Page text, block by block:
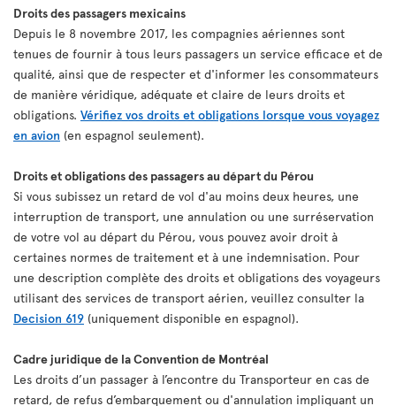
Droits des passagers mexicains
Depuis le 8 novembre 2017, les compagnies aériennes sont
tenues de fournir à tous leurs passagers un service efficace et de
qualité, ainsi que de respecter et d'informer les consommateurs
de manière véridique, adéquate et claire de leurs droits et
obligations. Vérifiez vos droits et obligations lorsque vous voyagez
en avion (en espagnol seulement).
Droits et obligations des passagers au départ du Pérou
Si vous subissez un retard de vol d'au moins deux heures, une
interruption de transport, une annulation ou une surréservation
de votre vol au départ du Pérou, vous pouvez avoir droit à
certaines normes de traitement et à une indemnisation. Pour
une description complète des droits et obligations des voyageurs
utilisant des services de transport aérien, veuillez consulter la
Decision 619 (uniquement disponible en espagnol).
Cadre juridique de la Convention de Montréal
Les droits d’un passager à l’encontre du Transporteur en cas de
retard, de refus d’embarquement ou d'annulation impliquant un